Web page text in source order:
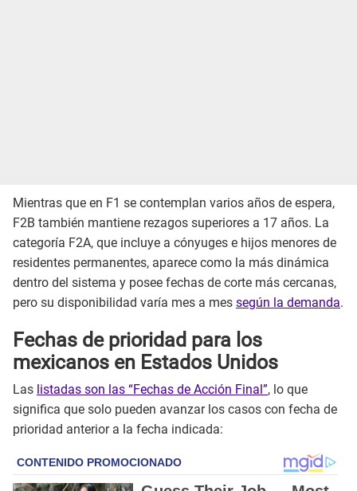
Mientras que en F1 se contemplan varios años de espera,
F2B también mantiene rezagos superiores a 17 años. La
categoría F2A, que incluye a cónyuges e hijos menores de
residentes permanentes, aparece como la más dinámica
dentro del sistema y posee fechas de corte más cercanas,
pero su disponibilidad varía mes a mes según la demanda.
Fechas de prioridad para los
mexicanos en Estados Unidos
Las listadas son las “Fechas de Acción Final”, lo que
significa que solo pueden avanzar los casos con fecha de
prioridad anterior a la fecha indicada: